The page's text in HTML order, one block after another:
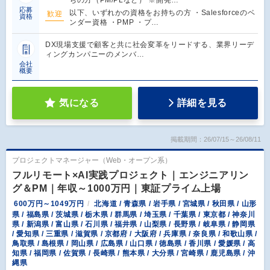
応募
資格
歓迎
以下、いずれかの資格をお持ちの方 ・Salesforceのベ
ンダー資格 ・PMP ・プ…
会社
概要
DX現場支援で顧客と共に社会変革をリードする、業界リーデ
ィングカンパニーのメンバ…
気になる 詳細を見る
掲載期間：26/07/15～26/08/11
プロジェクトマネージャー（Web・オープン系）
フルリモート×AI実践プロジェクト｜エンジニアリン
グ＆PM｜年収～1000万円｜東証プライム上場
600万円～1049万円
北海道 / 青森県 / 岩手県 / 宮城県 / 秋田県 / 山形
県 / 福島県 / 茨城県 / 栃木県 / 群馬県 / 埼玉県 / 千葉県 / 東京都 / 神奈川
県 / 新潟県 / 富山県 / 石川県 / 福井県 / 山梨県 / 長野県 / 岐阜県 / 静岡県
/ 愛知県 / 三重県 / 滋賀県 / 京都府 / 大阪府 / 兵庫県 / 奈良県 / 和歌山県 /
鳥取県 / 島根県 / 岡山県 / 広島県 / 山口県 / 徳島県 / 香川県 / 愛媛県 / 高
知県 / 福岡県 / 佐賀県 / 長崎県 / 熊本県 / 大分県 / 宮崎県 / 鹿児島県 / 沖
縄県